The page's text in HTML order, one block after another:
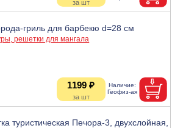
гриль для барбекю d=28 см
решетки для мангала
1199 ₽
туристическая Печора-3, двухслойная,